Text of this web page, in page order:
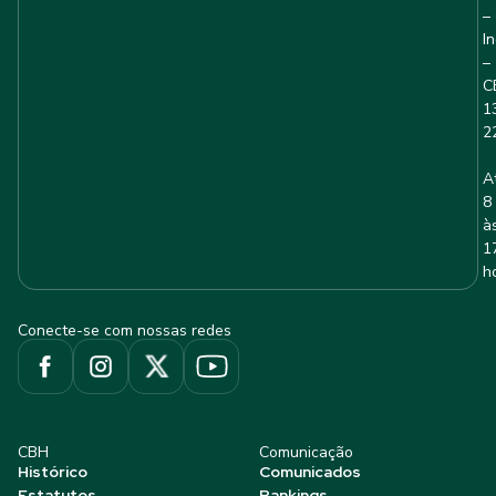
–
–
8
Conecte-se com nossas redes
CBH
Histórico
Comunicação
Comunicados